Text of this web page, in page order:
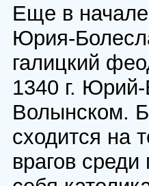
Еще в начале
Юрия-
галицкий
1340 г.
Волынском.
сходится на
врагов среди